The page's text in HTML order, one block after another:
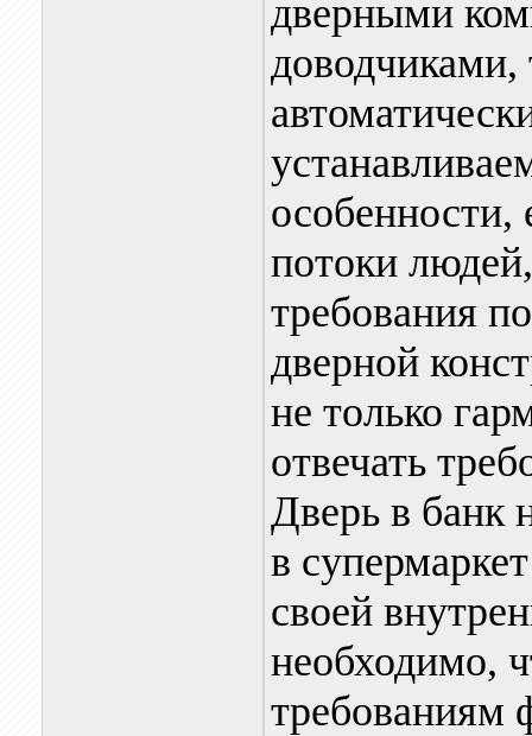
дверными
доводчиками,
особенности,
потоки
требования
дверной
не только
отвечать
Дверь в банк
в
своей
необходимо,
требованиям